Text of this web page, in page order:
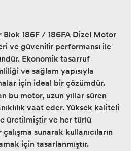
186F / 186FA Dizel Motor
ve güvenilir performansı ile
Ekonomik tasarruf
ve sağlam yapısıyla
için ideal bir çözümdür.
bu motor, uzun yıllar süren
vaat eder. Yüksek kaliteli
üretilmiştir ve her türlü
sunarak kullanıcıların
için tasarlanmıştır.